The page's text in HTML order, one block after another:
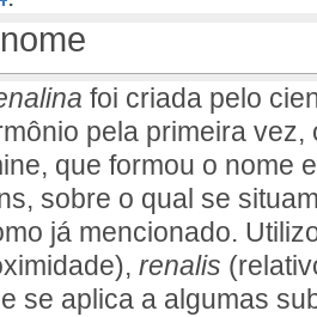
foi criada pelo
pela primeira
que formou o nome
sobre o qual se
já mencionado.
renalis
se aplica a algumas